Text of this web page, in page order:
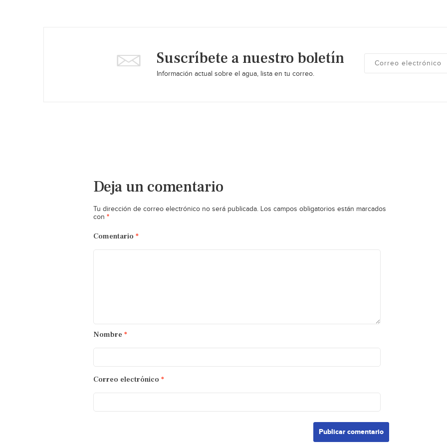
Suscríbete a nuestro boletín
Información actual sobre el agua, lista en tu correo.
Deja un comentario
Tu dirección de correo electrónico no será publicada. Los campos obligatorios están marcados
con *
Comentario *
Nombre *
Correo electrónico *